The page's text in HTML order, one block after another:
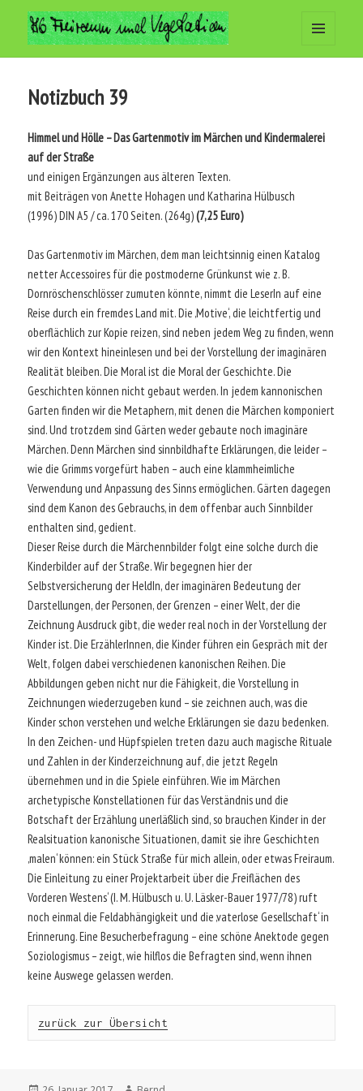
Arbeitsgemeinschaft Freiraum
und Vegetation
Notizbuch 39
Himmel und Hölle – Das Gartenmotiv im Märchen und Kindermalerei
auf der Straße
und einigen Ergänzungen aus älteren Texten.
mit Beiträgen von Anette Hohagen und Katharina Hülbusch
(1996) DIN A5 / ca. 170 Seiten. (264g)(7,25 Euro)
Das Gartenmotiv im Märchen, dem man leichtsinnig einen Katalog
netter Accessoires für die postmoderne Grünkunst wie z. B.
Dornröschenschlösser zumuten könnte, nimmt die LeserIn auf eine
Reise durch ein fremdes Land mit. Die ‚Motive‘, die leichtfertig und
oberflächlich zur Kopie reizen, sind neben jedem Weg zu finden, wenn
wir den Kontext hineinlesen und bei der Vorstellung der imaginären
Realität bleiben. Die Moral ist die Moral der Geschichte. Die
Geschichten können nicht gebaut werden. In jedem kannonischen
Garten finden wir die Metaphern, mit denen die Märchen komponiert
sind. Und trotzdem sind Gärten weder gebaute noch imaginäre
Märchen. Denn Märchen sind sinnbildhafte Erklärungen, die leider –
wie die Grimms vorgefürt haben – auch eine klammheimliche
Verwendung und Anpassung des Sinns ermöglichen. Gärten dagegen
sind dem Kanon des Gebrauchs, in dem offenbar auch Sinnbilder
enthalten sind, gedient.
Dieser Reise durch die Märchennbilder folgt eine solche durch die
Kinderbilder auf der Straße. Wir begegnen hier der
Selbstversicherung der HeldIn, der imaginären Bedeutung der
Darstellungen, der Personen, der Grenzen – einer Welt, der die
Zeichnung Ausdruck gibt, die weder real noch in der Vorstellung der
Kinder ist. Die ErzählerInnen, die Kinder führen ein Gespräch mit der
Welt, folgen dabei verschiedenen kanonischen Reihen. Die
Abbildungen geben nicht nur die Fähigkeit, die Vorstellung in
Zeichnungen wiederzugeben kund – sie zeichnen auch, was die
Kinder schon verstehen und welche Erklärungen sie dazu bedenken.
In den Zeichen- und Hüpfspielen treten dazu auch magische Rituale
und Zahlen in der Kinderzeichnung auf, die jetzt Regeln
übernehmen und in die Spiele einführen. Wie im Märchen
archetypische Konstellationen für das Verständnis und die
Botschaft der Erzählung unerläßlich sind, so brauchen Kinder in der
Realsituation kanonische Situationen, damit sie ihre Geschichten
‚malen‘ können: ein Stück Straße für mich allein, oder etwas Freiraum.
Die Einleitung zu einer Projektarbeit über die ‚Freiflächen des
Vorderen Westens‘ (I. M. Hülbusch u. U. Läsker-Bauer 1977/78) ruft
noch einmal die Feldabhängigkeit und die ‚vaterlose Gesellschaft‘ in
Erinnerung. Eine Besucherbefragung – eine schöne Anektode gegen
Soziologismus – zeigt, wie hilflos die Befragten sind, wenn ihnen
keine Auswege gelassen werden.
zurück zur Übersicht